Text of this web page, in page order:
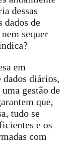
dessas
dados de
sequer
em
dados diários,
gestão de
que,
tudo se
e os
com